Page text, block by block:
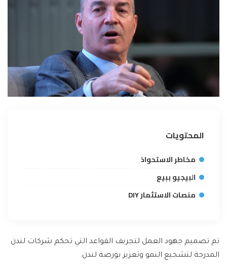
المحتويات
مخاطر الاستحواذ
البيجيو ببيع
منصات الاستثمار DIY
تم تصميم جهود العمل لتجريف القواعد التي تحكم شركات لندن
المدرجة لتشجيع النمو وتعزيز بورصة لندن.